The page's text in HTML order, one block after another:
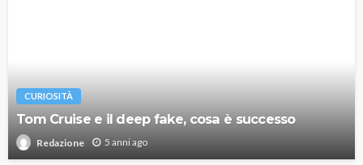
CURIOSITÀ
Tom Cruise e il deep fake, cosa è successo
Redazione 5 anni ago